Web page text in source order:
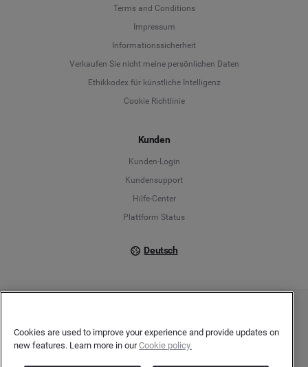
Terms and Conditions
Impressum
Informationssicherheit
Verkaufen Sie nicht meine persönlichen Daten
Ethikkodex für künstliche Intelligenz
Cookie Richtlinie
Kunden
Kunden-Login
Kundensupport
Hilfe-Center
Plattform Status
Deutsch
Deutsch
English
60549 Frankfurt/Main
Registergericht: Amtsgericht Frankfurt am Main | Registernummer: HRB 138083 |
Umsatzsteuer-Identifikationsnummer: DE278408482
Cookies are used to improve your experience and provide updates on
new features. Learn more in ourCookie policy.